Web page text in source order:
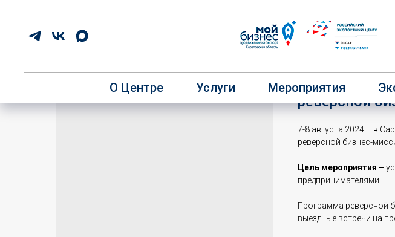
О Центре Услуги Мероприятия
Приглашаем
реверсной
7-8 августа 2024 г. в
реверсной бизнес-
Цель мероприятия –
предпринимателями.
Программа реверсной
выездные встречи на